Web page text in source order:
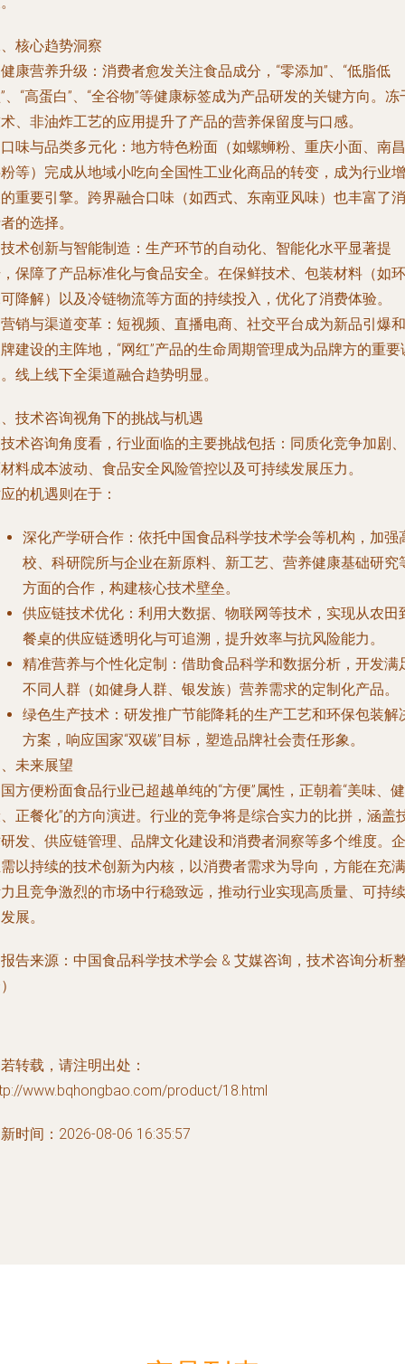
核心趋势洞察
健康营养升级 ：消费者愈发关注食品成分，“零添加”、“低脂低
、“高蛋白”、“全谷物”等健康标签成为产品研发的关键方向。冻
、非油炸工艺的应用提升了产品的营养保留度与口感。
口味与品类多元化 ：地方特色粉面（如螺蛳粉、重庆小面、南昌
等）完成从地域小吃向全国性工业化商品的转变，成为行业增
重要引擎。跨界融合口味（如西式、东南亚风味）也丰富了消
的选择。
技术创新与智能制造 ：生产环节的自动化、智能化水平显著提
保障了产品标准化与食品安全。在保鲜技术、包装材料（如环
降解）以及冷链物流等方面的持续投入，优化了消费体验。
营销与渠道变革 ：短视频、直播电商、社交平台成为新品引爆和
建设的主阵地，“网红”产品的生命周期管理成为品牌方的重要
线上线下全渠道融合趋势明显。
技术咨询视角下的挑战与机遇
术咨询角度看，行业面临的主要挑战包括：同质化竞争加剧、
料成本波动、食品安全风险管控以及可持续发展压力。
的机遇则在于：
深化产学研合作 ：依托中国食品科学技术学会等机构，加强
校、科研院所与企业在新原料、新工艺、营养健康基础研究
方面的合作，构建核心技术壁垒。
供应链技术优化 ：利用大数据、物联网等技术，实现从农田
餐桌的供应链透明化与可追溯，提升效率与抗风险能力。
精准营养与个性化定制 ：借助食品科学和数据分析，开发满
不同人群（如健身人群、银发族）营养需求的定制化产品。
绿色生产技术 ：研发推广节能降耗的生产工艺和环保包装解
方案，响应国家“双碳”目标，塑造品牌社会责任形象。
未来展望
方便粉面食品行业已超越单纯的“方便”属性，正朝着“美味、健
正餐化”的方向演进。行业的竞争将是综合实力的比拼，涵盖
发、供应链管理、品牌文化建设和消费者洞察等多个维度。企
以持续的技术创新为内核，以消费者需求为导向，方能在充满
且竞争激烈的市场中行稳致远，推动行业实现高质量、可持续
展。
告来源：中国食品科学技术学会 & 艾媒咨询，技术咨询分析
转载，请注明出处：
www.bqhongbao.com/product/18.html
时间：2026-08-06 16:35:57